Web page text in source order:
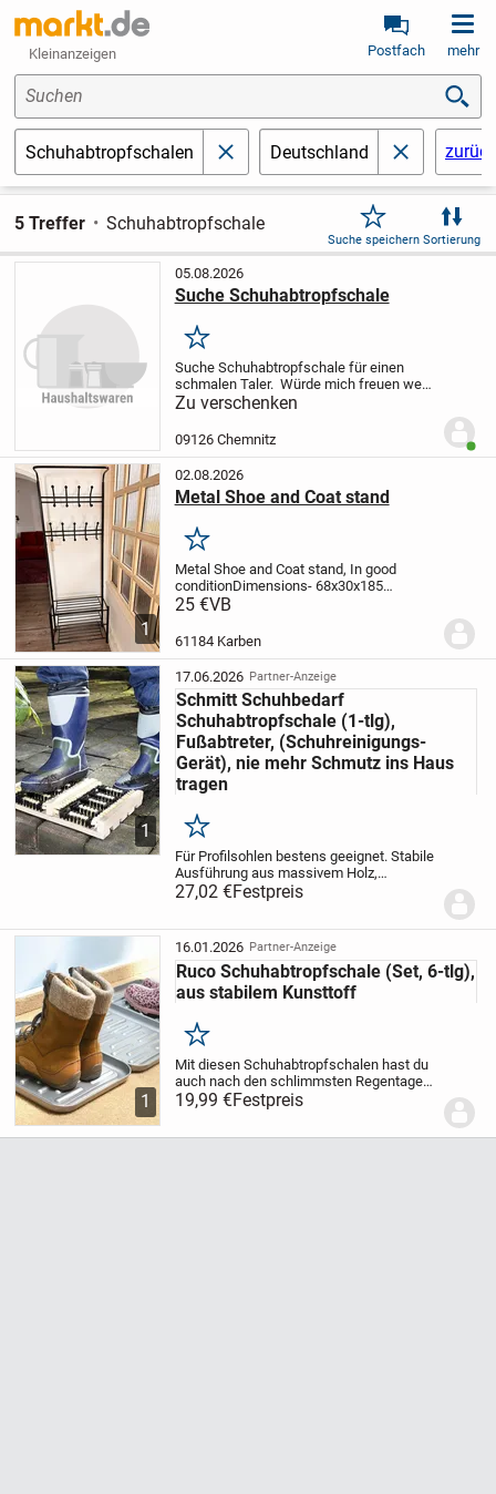
Kleinanzeigen Postfach mehr
Suchen
Schuhabtropfschalen schließenDeutschland schließen
5 Treffer Schuhabtropfschale
Suche speichern Sortierung
05.08.2026
Suche Schuhabtropfschale
Merken
Suche Schuhabtropfschale für einen
schmalen Taler. Würde mich freuen wenn
sich jemand meldet!
Zu verschenken
09126 Chemnitz
1
02.08.2026
Metal Shoe and Coat stand
Merken
Metal Shoe and Coat stand, In good
conditionDimensions- 68x30x185
cmAvailable immediately. Selling due to
25 €VB
61184 Karben
1
17.06.2026 Partner-Anzeige
Schmitt Schuhbedarf
Schuhabtropfschale (1-tlg),
Fußabtreter, (Schuhreinigungs-
Gerät), nie mehr Schmutz ins Haus
tragen
Merken
Für Profilsohlen bestens geeignet. Stabile
Ausführung aus massivem Holz,
Unterseite mit rutschfestem Profil. Reinigt
nicht nur gründlich die Sohlen, sondern
27,02 €Festpreis
1
16.01.2026 Partner-Anzeige
Ruco Schuhabtropfschale (Set, 6-tlg),
aus stabilem Kunsttoff
Merken
Mit diesen Schuhabtropfschalen hast du
auch nach den schlimmsten Regentagen
noch einen sauberen Flur. Sie bestehen
aus stabilem, leicht zu reinigenden
19,99 €Festpreis